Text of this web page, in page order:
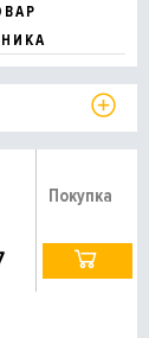
Покупка